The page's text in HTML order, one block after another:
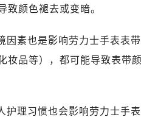
致颜色褪去或变暗。
因素也是影响劳力士手表表
妆品等），都可能导致表
护理习惯也会影响劳力士手